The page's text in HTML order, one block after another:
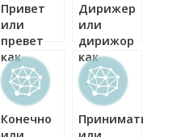
Привет
или
превет
как
правильно?
Дирижер
или
дирижор
как
правильно?
Конечно
Принимать